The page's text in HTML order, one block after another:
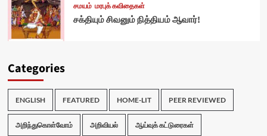
சமயம் மரபுக் கவிதைகள்
சக்தியும் சிவனும் நித்தியம் ஆவார்!
Categories
ENGLISH FEATURED HOME-LIT PEER REVIEWED
அறிந்துகொள்வோம் அறிவியல் ஆய்வுக் கட்டுரைகள்